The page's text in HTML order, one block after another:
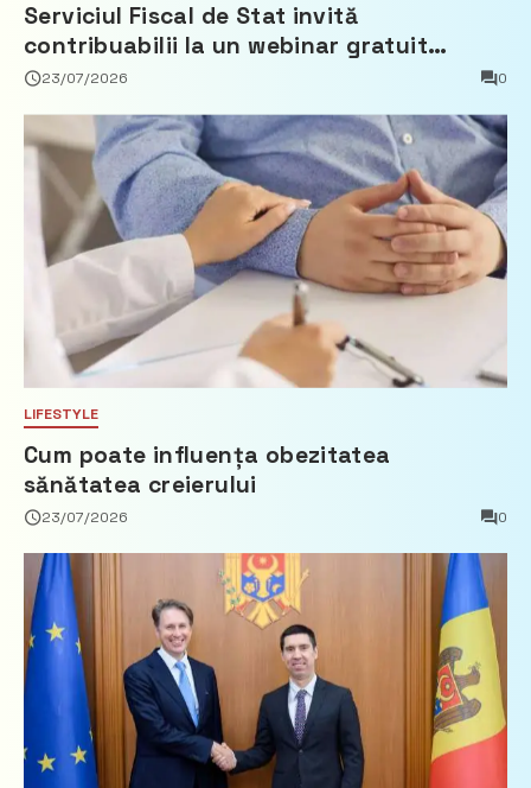
Serviciul Fiscal de Stat invită
contribuabilii la un webinar gratuit
privind calculul impozitului pe bunurile
23/07/2026 0
LIFESTYLE
Cum poate influența obezitatea
sănătatea creierului
23/07/2026 0